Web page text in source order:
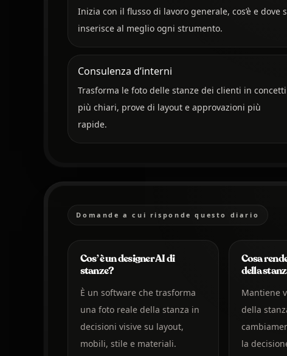
Inizia con il flusso di lavoro generale, cos’è e dove
inserisce al meglio ogni strumento.
Consulenza d’interni
Trasforma le foto delle stanze dei clienti in concetti
più chiari, prove di layout e approvazioni più
rapide.
Domande a cui risponde questo diario
Cos’è un designer AI di
stanze?
È un software che trasforma
una foto reale della stanza in
decisioni visive su layout,
mobili, stile e materiali.
Cosa
della
Mantiene
della
la